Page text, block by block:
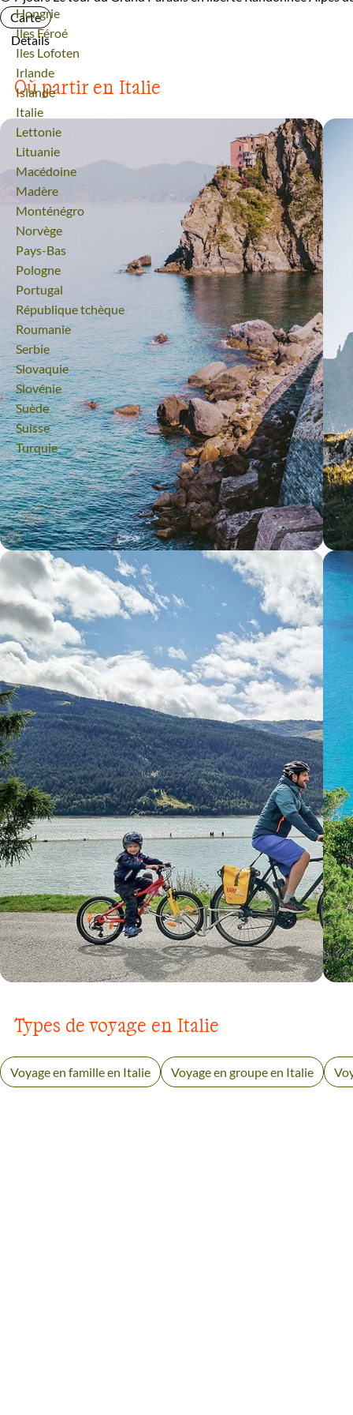
Voyage
Hongrie
Voyage
Iles Féroé
Voyage
Iles Lofoten
Voyage
Irlande
Voyage
Islande
Voyage
Italie
Voyage
Lettonie
Voyage
Lituanie
Voyage
Macédoine
Voyage
Madère
Voyage
Monténégro
Voyage
Norvège
Voyage
Pays-Bas
Voyage
Pologne
Voyage
Portugal
Voyage
République tchèque
Voyage
Roumanie
Voyage
Serbie
Voyage
Slovaquie
Voyage
Slovénie
Voyage
Suède
Voyage
Suisse
Voyage
Turquie
Carte
Détails
Où partir en Italie
VOYAGE
CINQUE TERRE À LA TOSCANE
Types de voyage en Italie
Voyage en famille en Italie Voyage en groupe en Italie